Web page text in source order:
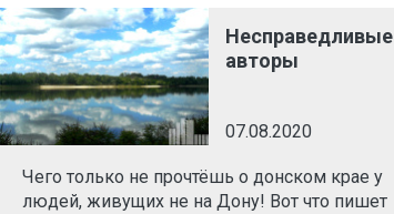
Несправедливые
авторы
07.08.2020
Чего только не прочтёшь о донском крае у
людей, живущих не на Дону! Вот что пишет